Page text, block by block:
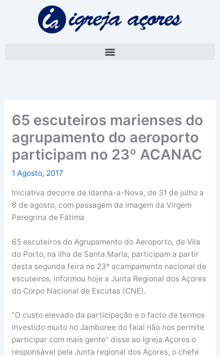
65 escuteiros marienses do
agrupamento do aeroporto
participam no 23º ACANAC
1 Agosto, 2017
Iniciativa decorre de Idanha-a-Nova, de 31 de julho a
6 de agosto, com passagem da imagem da Virgem
Peregrina de Fátima
65 escuteiros do Agrupamento do Aeroporto, de Vila
do Porto, na ilha de Santa Maria, participam a partir
desta segunda feira no 23º acampamento nacional de
escuteiros, informou hoje a Junta Regional dos Açores
do Corpo Nacional de Escutas (CNE).
“O custo elevado da participação e o facto de termos
investido muito no Jamboree do faial não nos permite
participar com mais gente” disse ao Igreja Açores o
responsável pela Junta regional dos Açores, o chefe